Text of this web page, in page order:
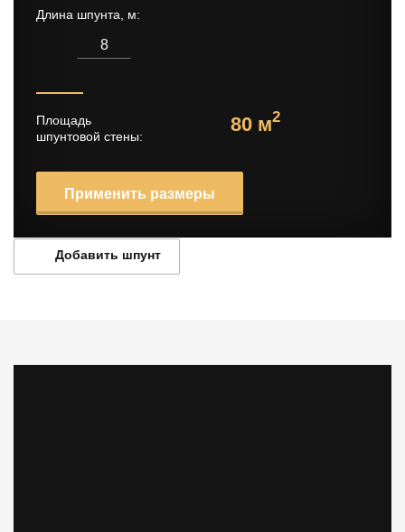
Длина шпунта, м:
Площадь
шпунтовой стены:
80 м2
Применить размеры
Добавить шпунт